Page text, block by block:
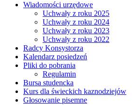
Wiadomości urzędowe
Uchwały z roku 2025
Uchwały z roku 2024
Uchwały z roku 2023
Uchwały z roku 2022
Radcy Konsystorza
Kalendarz posiedzeń
Pliki do pobrania
Regulamin
Bursa studencka
Kurs dla świeckich kaznodziejów
Głosowanie pisemne